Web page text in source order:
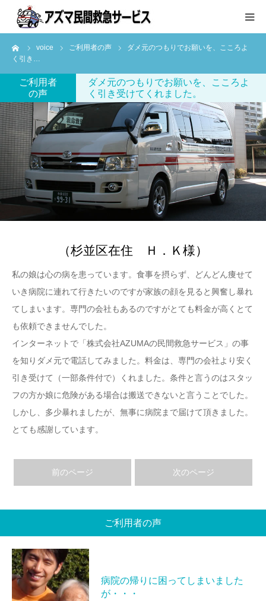
voice ご利用者の声
ダメ元のつもりでお願いを、こころよ
く引き…
ご利用者
の声
ダメ元のつもりでお願いを、こころよ
く引き受けてくれました。
（杉並区在住 Ｈ．Ｋ様）
私の娘は心の病を患っています。食事を摂らず、どんどん痩せて
いき病院に連れて行きたいのですが家族の顔を見ると興奮し暴れ
てしまいます。専門の会社もあるのですがとても料金が高くとて
も依頼できませんでした。
インターネットで「株式会社AZUMAの民間救急サービス」の事
を知りダメ元で電話してみました。料金は、専門の会社より安く
引き受けて（一部条件付で）くれました。条件と言うのはスタッ
フの方か娘に危険がある場合は搬送できないと言うことでした。
しかし、多少暴れましたが、無事に病院まで届けて頂きました。
とても感謝しています。
前のページ 次のページ
ご利用者の声
病院の帰りに困ってしまいました
が・・・
サービス内容と料金
ご利用方法
会社案内
お問い合わせ